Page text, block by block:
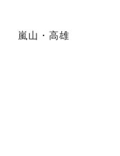
嵐山・高雄